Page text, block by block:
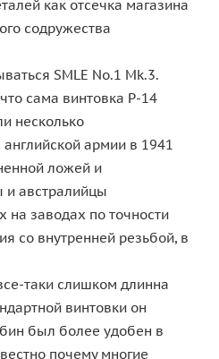
как отсечка магазина
содружества
SMLE No.1 Mk.3.
сама винтовка Р-14
несколько
армии в 1941
ложей и
и австралийцы
на заводах по точности
со внутренней резьбой, в
таки слишком длинна
винтовки он
был более удобен в
почему многие